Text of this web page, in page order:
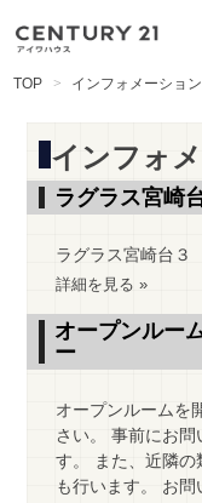
TOP インフォメーション
インフォ
ラグラス宮崎
ラグラス宮崎台
詳細を見る »
オープンルー
ー
オープンルームを
さい。 事前にお
す。 また、近隣の
も行います。 お